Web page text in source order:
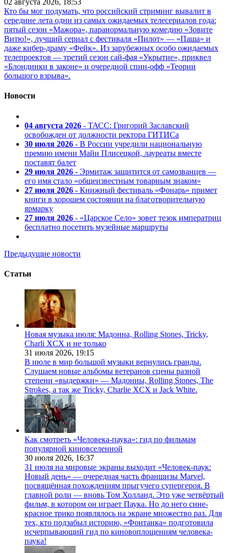
02 августа 2026, 18:53
Кто бы мог подумать, что российский стриминг вывалит в
середине лета одни из самых ожидаемых телесериалов года:
пятый сезон «Мажора», паранормальную комедию «Зовите
Витю!», лучший сериал с фестиваля «Пилот» — «Паша» и
даже кибер-драму «Фейк». Из зарубежных особо ожидаемых
телепроектов — третий сезон сай-фая «Укрытие», приквел
«Блондинки в законе» и очередной спин-офф «Теории
большого взрыва».
Новости
04 августа 2026 - ТАСС: Григорий Заславский
освобожден от должности ректора ГИТИСа
30 июля 2026 - В России учредили национальную
премию имени Майи Плисецкой, лауреаты вместе
поставят балет
29 июля 2026 - Эрмитаж защитится от самозванцев —
его имя стало «общеизвестным товарным знаком»
27 июля 2026 - Книжный фестиваль «Фонарь» примет
книги в хорошем состоянии на благотворительную
ярмарку
27 июля 2026 - «Царское Село» зовет тезок императриц
бесплатно посетить музейные маршруты
Предыдущие новости
Статьи
Новая музыка июля: Мадонна, Rolling Stones, Tricky,
Charli XCX и не только
31 июля 2026, 19:15
В июле в мир большой музыки вернулись гранды.
Слушаем новые альбомы ветеранов сцены разной
степени «выдержки» — Мадонны, Rolling Stones, The
Strokes, а так же Tricky, Charlie XCX и Jack White.
Как смотреть «Человека-паука»: гид по фильмам
популярной киновселенной
30 июля 2026, 16:37
31 июля на мировые экраны выходит «Человек-паук:
Новый день» — очередная часть франшизы Marvel,
посвящённая похождениям прыгучего супергероя. В
главной роли — вновь Том Холланд. Это уже четвёртый
фильм, в котором он играет Паука. Но до него сине-
красное трико появлялось на экране множество раз. Для
тех, кто подзабыл историю, «Фонтанка» подготовила
исчерпывающий гид по киновоплощениям человека-
паука!